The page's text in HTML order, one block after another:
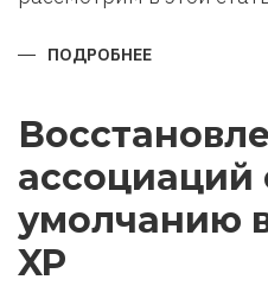
ПОДРОБНЕЕ
WINDOWS
7
ассоциаций
умолчанию
XP